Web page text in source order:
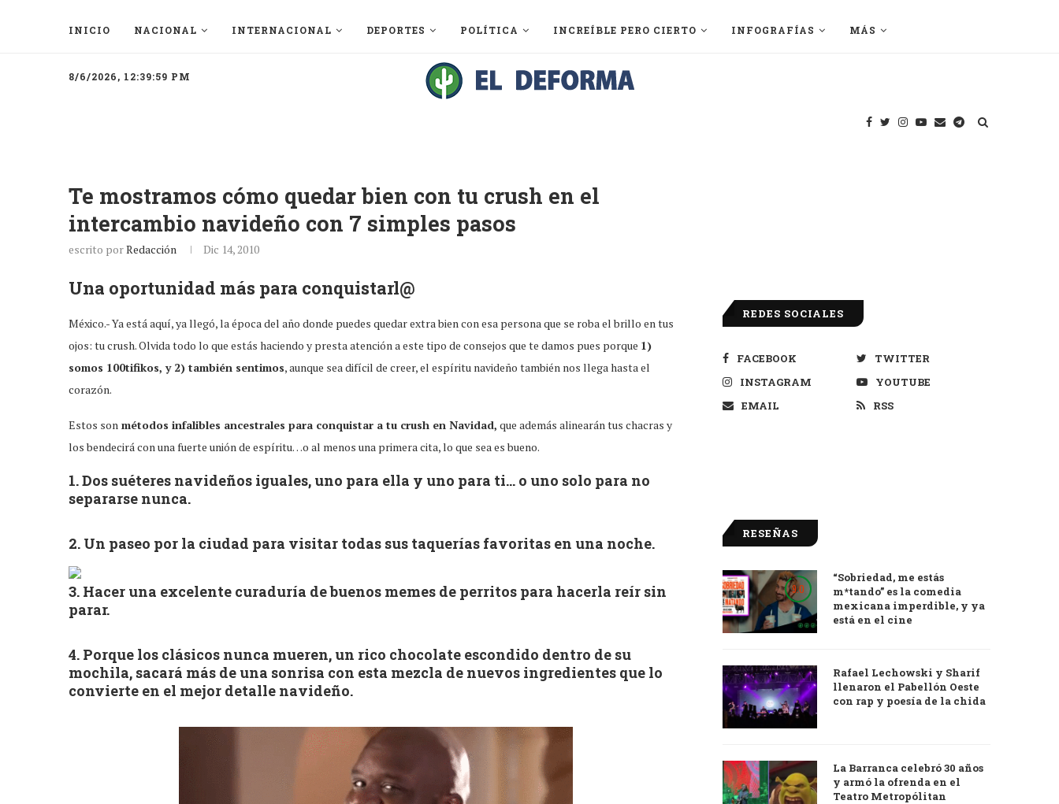
INICIO NACIONAL INTERNACIONAL DEPORTES POLÍTICA INCREÍBLE PERO CIERTO INFOGRAFÍAS MÁS
8/6/2026, 12:39:59 PM
Te mostramos cómo quedar bien con tu crush en el
intercambio navideño con 7 simples pasos
escrito porRedacción Dic 14, 2010
Una oportunidad más para conquistarl@
México.- Ya está aquí, ya llegó, la época del año donde puedes quedar extra bien con esa persona que se roba el brillo en tus
ojos: tu crush. Olvida todo lo que estás haciendo y presta atención a este tipo de consejos que te damos pues porque 1)
somos 100tifikos, y 2) también sentimos, aunque sea difícil de creer, el espíritu navideño también nos llega hasta el
corazón.
Estos son métodos infalibles ancestrales para conquistar a tu crush en Navidad, que además alinearán tus chacras y
los bendecirá con una fuerte unión de espíritu…o al menos una primera cita, lo que sea es bueno.
1. Dos suéteres navideños iguales, uno para ella y uno para ti… o uno solo para no
separarse nunca.
2. Un paseo por la ciudad para visitar todas sus taquerías favoritas en una noche.
3. Hacer una excelente curaduría de buenos memes de perritos para hacerla reír sin
parar.
4. Porque los clásicos nunca mueren, un rico chocolate escondido dentro de su
mochila, sacará más de una sonrisa con esta mezcla de nuevos ingredientes que lo
convierte en el mejor detalle navideño.
REDES SOCIALES
FACEBOOK
TWITTER
INSTAGRAM
YOUTUBE
EMAIL
RSS
RESEÑAS
9.0
“Sobriedad, me estás
m*tando” es la comedia
mexicana imperdible, y ya
está en el cine
Rafael Lechowski y Sharif
llenaron el Pabellón Oeste
con rap y poesía de la chida
La Barranca celebró 30 años
y armó la ofrenda en el
Teatro Metropólitan